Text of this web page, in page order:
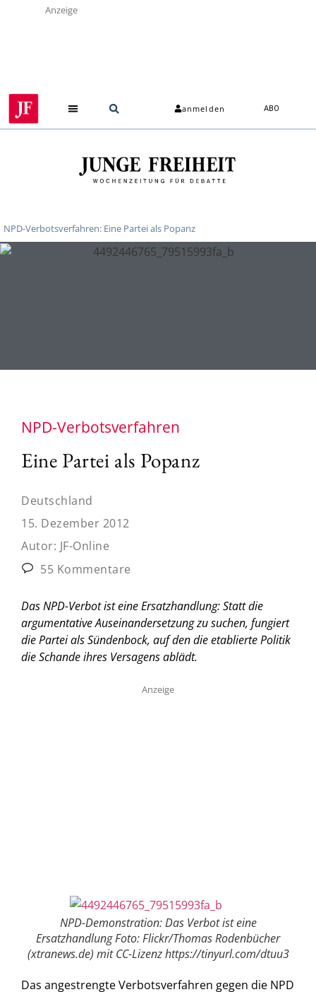
Anzeige
anmelden ABO
NPD-Verbotsverfahren: Eine Partei als Popanz
NPD-Verbotsverfahren
Eine Partei als Popanz
Deutschland
15. Dezember 2012
Autor: JF-Online
55 Kommentare
Das NPD-Verbot ist eine Ersatzhandlung: Statt die
argumentative Auseinandersetzung zu suchen, fungiert
die Partei als Sündenbock, auf den die etablierte Politik
die Schande ihres Versagens ablädt.
Anzeige
NPD-Demonstration: Das Verbot ist eine
Ersatzhandlung Foto: Flickr/Thomas Rodenbücher
(xtranews.de) mit CC-Lizenz https://tinyurl.com/dtuu3
Das angestrengte Verbotsverfahren gegen die NPD